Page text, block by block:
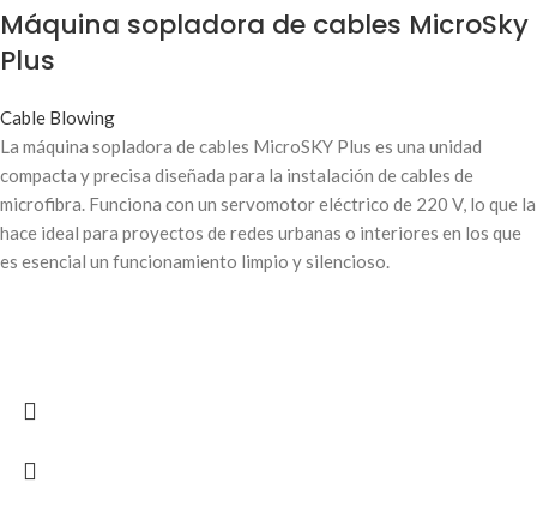
Máquina sopladora de cables MicroSky
Plus
Cable Blowing
La máquina sopladora de cables MicroSKY Plus es una unidad
compacta y precisa diseñada para la instalación de cables de
microfibra. Funciona con un servomotor eléctrico de 220 V, lo que la
hace ideal para proyectos de redes urbanas o interiores en los que
es esencial un funcionamiento limpio y silencioso.